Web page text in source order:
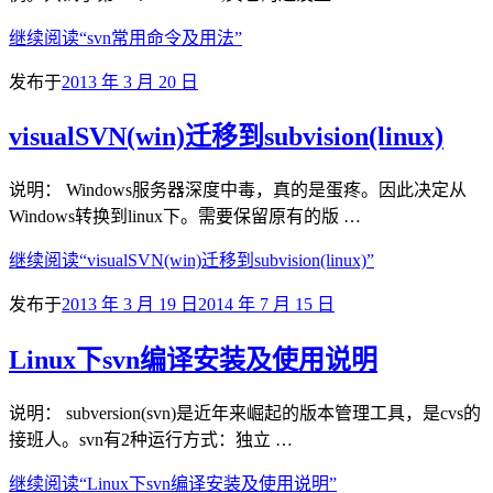
继续阅读“svn常用命令及用法”
发布于2013 年 3 月 20 日
visualSVN(win)迁移到subvision(linux)
说明： Windows服务器深度中毒，真的是蛋疼。因此决定从
Windows转换到linux下。需要保留原有的版 …
继续阅读“visualSVN(win)迁移到subvision(linux)”
发布于2013 年 3 月 19 日 2014 年 7 月 15 日
Linux下svn编译安装及使用说明
说明： subversion(svn)是近年来崛起的版本管理工具，是cvs的
接班人。svn有2种运行方式：独立 …
继续阅读“Linux下svn编译安装及使用说明”